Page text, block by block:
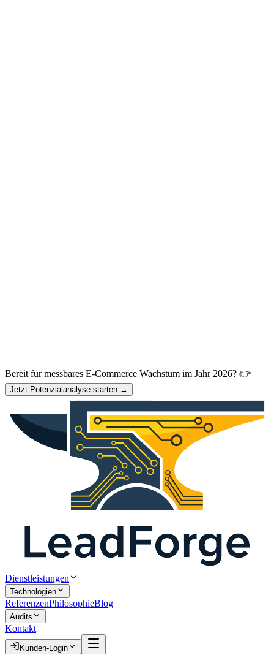
Bereit für messbares E-Commerce Wachstum im Jahr 2026? 👉
Jetzt Potenzialanalyse starten →
Dienstleistungen
Technologien
ReferenzenPhilosophieBlog
Audits
Kontakt
Kunden-Login